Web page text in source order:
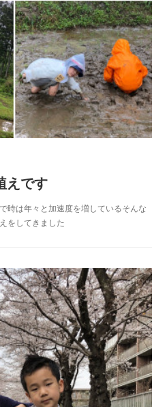
えです
時は年々と加速度を増しているそんな
をしてきました